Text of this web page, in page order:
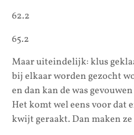
62.2
65.2
Maar uiteindelijk: klus
bij elkaar worden gezocht
en dan kan de was
Het komt wel eens voor dat
kwijt geraakt. Dan maken